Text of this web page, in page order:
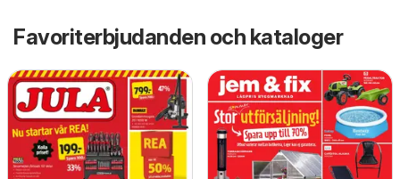
Favoriterbjudanden och kataloger